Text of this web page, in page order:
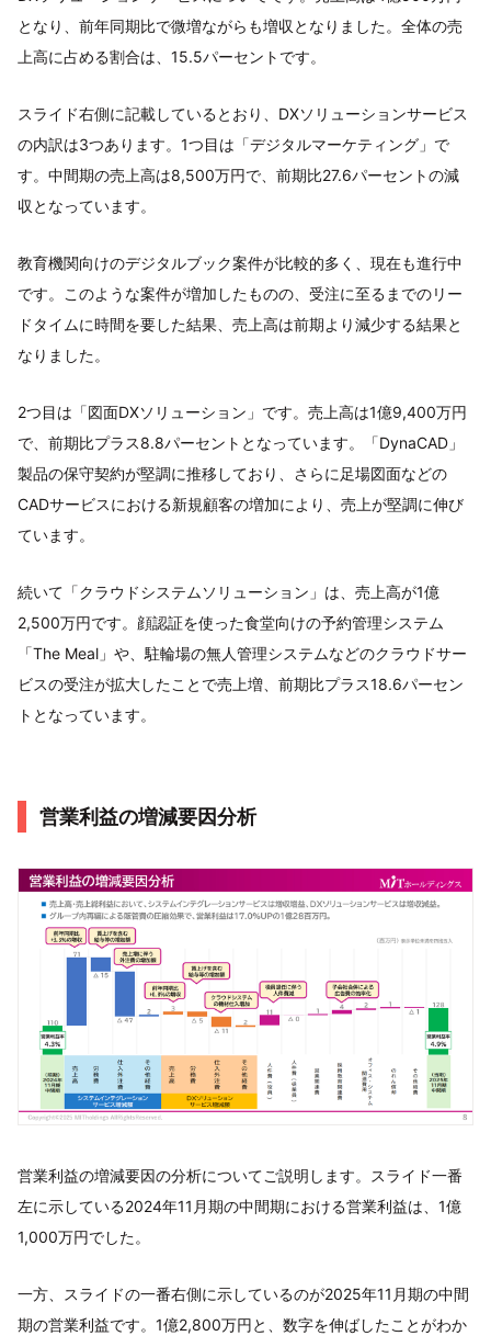
となり、前年同期比で微増ながらも増収となりました。全体の売
上高に占める割合は、15.5パーセントです。
スライド右側に記載しているとおり、DXソリューションサービス
の内訳は3つあります。1つ目は「デジタルマーケティング」で
す。中間期の売上高は8,500万円で、前期比27.6パーセントの減
収となっています。
教育機関向けのデジタルブック案件が比較的多く、現在も進行中
です。このような案件が増加したものの、受注に至るまでのリー
ドタイムに時間を要した結果、売上高は前期より減少する結果と
なりました。
2つ目は「図面DXソリューション」です。売上高は1億9,400万円
で、前期比プラス8.8パーセントとなっています。「DynaCAD」
製品の保守契約が堅調に推移しており、さらに足場図面などの
CADサービスにおける新規顧客の増加により、売上が堅調に伸び
ています。
続いて「クラウドシステムソリューション」は、売上高が1億
2,500万円です。顔認証を使った食堂向けの予約管理システム
「The Meal」や、駐輪場の無人管理システムなどのクラウドサー
ビスの受注が拡大したことで売上増、前期比プラス18.6パーセン
トとなっています。
営業利益の増減要因分析
営業利益の増減要因の分析についてご説明します。スライド一番
左に示している2024年11月期の中間期における営業利益は、1億
1,000万円でした。
一方、スライドの一番右側に示しているのが2025年11月期の中間
期の営業利益です。1億2,800万円と、数字を伸ばしたことがわか